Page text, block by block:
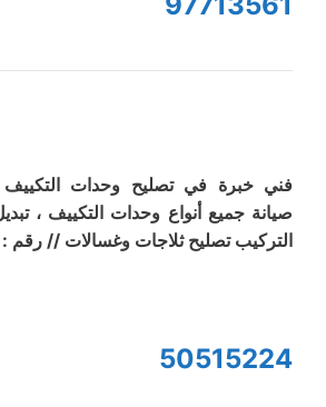
فني خبرة في تصليح وحدات التكييف
صيانة جميع أنواع وحدات التكييف ،
التركيب تصليح ثلاجات وغسالات // رقم :
50515224